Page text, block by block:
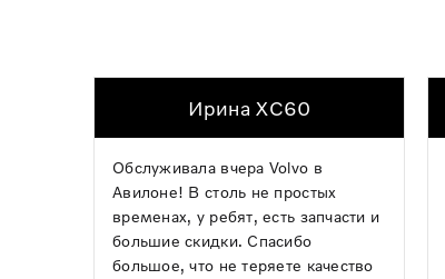
Ирина XC60
Обслуживала вчера Volvo в
Авилоне! В столь не простых
временах, у ребят, есть запчасти и
большие скидки. Спасибо
большое, что не теряете качество